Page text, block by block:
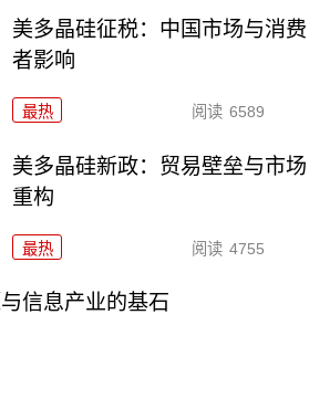
美多晶硅征税：中国市场与消费
者影响
最热 阅读 6589
美多晶硅新政：贸易壁垒与市场
重构
最热 阅读 4755
信息产业的基石